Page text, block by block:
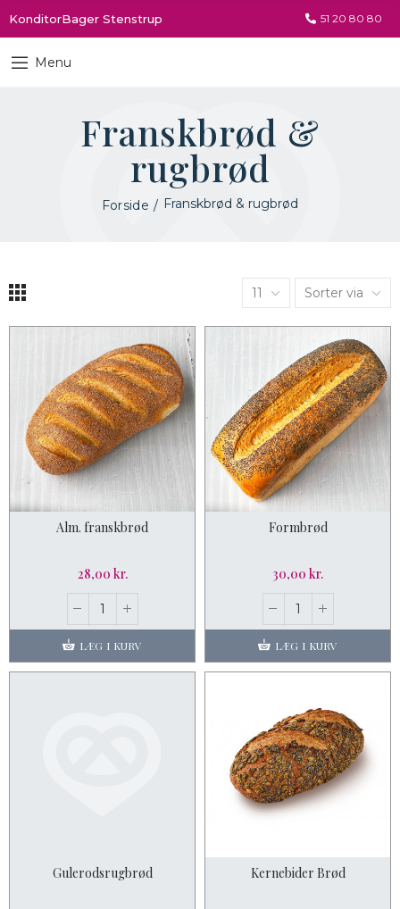
KonditorBager Stenstrup 51 20 80 80
Menu
Franskbrød &
rugbrød
Forside Franskbrød & rugbrød
11 Sorter via
Alm. franskbrød
28,00 kr.
LÆG I KURV
Formbrød
30,00 kr.
LÆG I KURV
Gulerodsrugbrød Kernebider Brød